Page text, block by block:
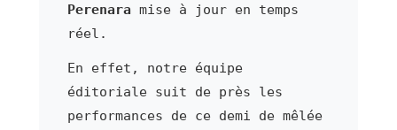
Perenara mise à jour en temps
réel.
En effet, notre équipe
éditoriale suit de près les
performances de ce demi de mêlée